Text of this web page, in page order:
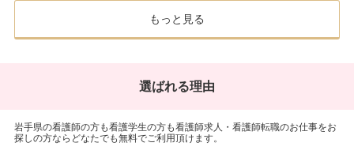
もっと見る
選ばれる理由
岩手県の看護師の方も看護学生の方も看護師求人・看護師転職のお仕事をお
探しの方ならどなたでも無料でご利用頂けます。